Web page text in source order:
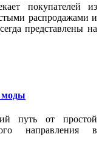
покупателей из
распродажами и
представлены на
моды
путь от простой
направления в